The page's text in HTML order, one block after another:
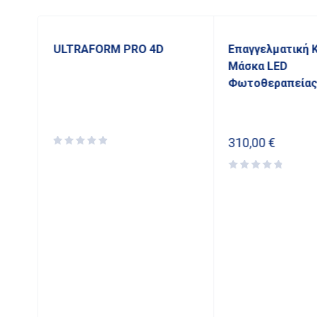
ULTRAFORM PRO 4D
Επαγγελματική
Μάσκα LED
Φωτοθεραπείας
310,00€